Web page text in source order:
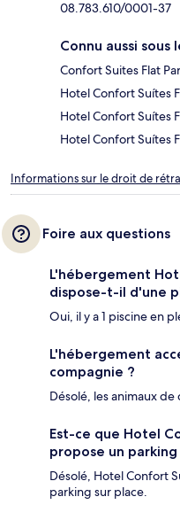
08.783.610/0001-37
Connu aussi sous
Confort Suites Flat
Hotel Confort Suítes
Hotel Confort Suítes
Hotel Confort Suítes
Informations sur le droit de
Foire aux questions
L'hébergement
dispose-t-il d'une
Oui, il y a 1 piscine en
L'hébergement
compagnie ?
Désolé, les animaux
Est-ce que Hotel
propose un parking
Désolé, Hotel Confort
parking sur place.